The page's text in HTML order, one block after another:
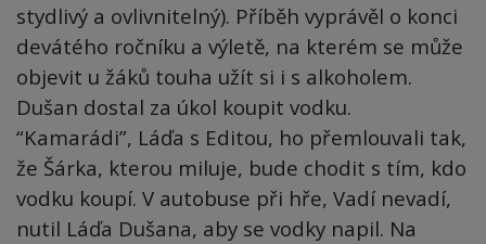
stydlivý a ovlivnitelný). Příběh vyprávěl o konci
devátého ročníku a výletě, na kterém se může
objevit u žáků touha užít si i s alkoholem.
Dušan dostal za úkol koupit vodku.
“Kamarádi”, Láďa s Editou, ho přemlouvali tak,
že Šárka, kterou miluje, bude chodit s tím, kdo
vodku koupí. V autobuse při hře, Vadí nevadí,
nutil Láďa Dušana, aby se vodky napil. Na